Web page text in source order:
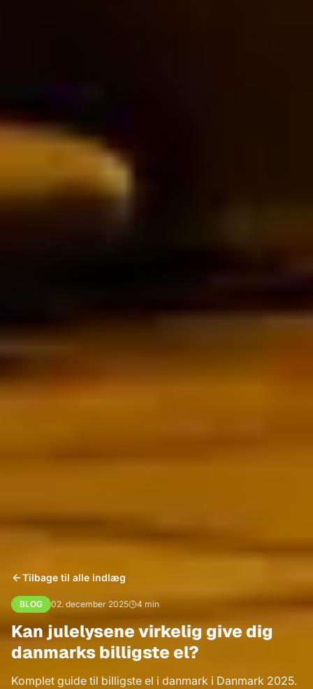
Tilbage til alle indlæg
BLOG 02. december 2025 4 min
Kan julelysene virkelig give dig
danmarks billigste el?
Komplet guide til billigste el i danmark i Danmark 2025.